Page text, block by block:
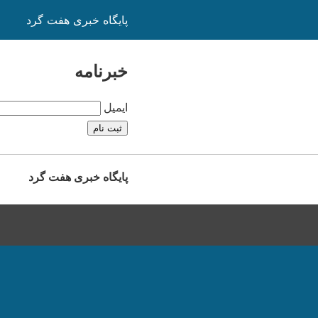
پایگاه خبری هفت گرد
خبرنامه
ایمیل
پایگاه خبری هفت گرد